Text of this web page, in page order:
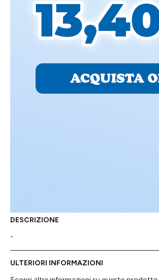
DESCRIZIONE
-
ULTERIORI INFORMAZIONI